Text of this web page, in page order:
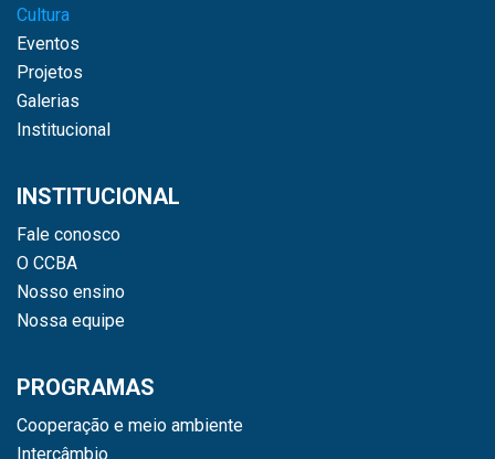
Cultura
Eventos
Projetos
Galerias
Institucional
INSTITUCIONAL
Fale conosco
O CCBA
Nosso ensino
Nossa equipe
PROGRAMAS
Cooperação e meio ambiente
Intercâmbio